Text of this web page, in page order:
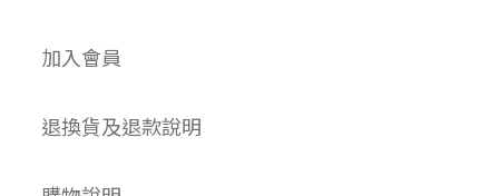
加入會員
退換貨及退款說明